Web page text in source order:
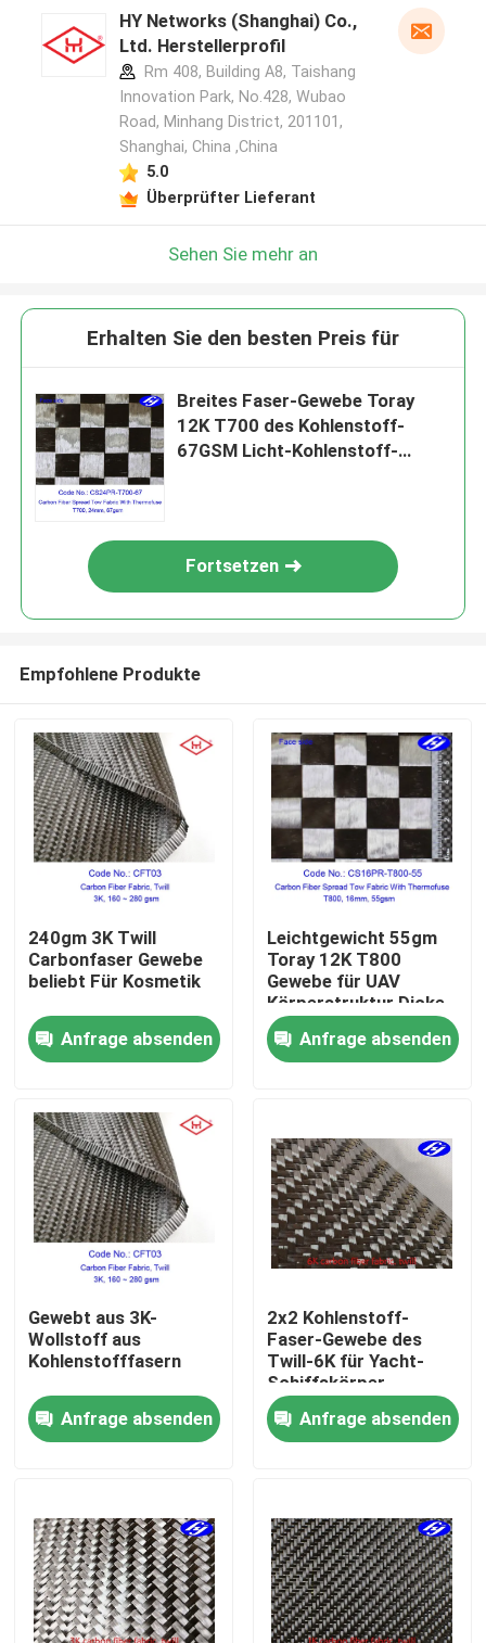
Startseite
Videos
Über uns
Fabrik Tour
Qualitätskontrolle
Kontakt
Referenzen
Kohlenstoff Aramid-Gewebe
HY Networks (Shanghai) Co.,
Ltd. Herstellerprofil
Rm 408, Building A8, Taishang
Innovation Park, No.428, Wubao
Road, Minhang District, 201101,
Shanghai, China ,China
5.0
Überprüfter Lieferant
Sehen Sie mehr an
Erhalten Sie den besten Preis für
Breites Faser-Gewebe Toray
12K T700 des Kohlenstoff-
67GSM Licht-Kohlenstoff-
Fortsetzen
Empfohlene Produkte
240gm 3K Twill
Carbonfaser Gewebe
beliebt Für Kosmetik
Anfrage absenden
Leichtgewicht 55gm
Toray 12K T800
Gewebe für UAV
Körperstruktur Dicke
0,07mm Rohstoff
Kohlenstoffgarn
Anfrage absenden
Gewebt aus 3K-
Wollstoff aus
Kohlenstofffasern
Anfrage absenden
2x2 Kohlenstoff-
Faser-Gewebe des
Twill-6K für Yacht-
Schiffskörper-
Verstärkung
Anfrage absenden